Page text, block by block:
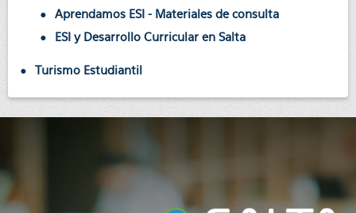
Aprendamos ESI - Materiales de consulta
ESI y Desarrollo Curricular en Salta
Turismo Estudiantil